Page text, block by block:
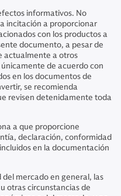
informativos. No
incitación a proporcionar
con los productos a
documento, a pesar de
actualmente a otros
de acuerdo con
en los documentos de
se recomienda
revisen detenidamente toda
a que proporcione
declaración, conformidad
en la documentación
mercado en general, las
otras circunstancias de